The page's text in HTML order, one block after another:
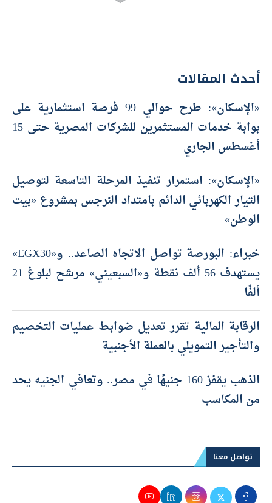
أحدث المقالات
«الإسكان»: طرح حوالي 99 فرصة استثمارية على
بوابة خدمات المستثمرين للشركات المصرية حتى 15
أغسطس الجاري
«الإسكان»: استمرار تنفيذ المرحلة التاسعة لتوصيل
التيار الكهربائي الدائم بامتداد النرجس بمشروع «بيت
الوطن»
خبراء: البورصة تواصل الاتجاه الصاعد.. و«EGX30»
يستهدف 56 ألف نقطة و«السبعيني» مرشح لبلوغ 21
ألفًا
الرقابة المالية تقرر تعديل ضوابط عمليات التخصيم
والتأجير التمويلي بالعملة الأجنبية
الذهب يقفز 160 جنيهًا في مصر.. وتعافي الجنيه يحد
من المكاسب
تواصل معنا